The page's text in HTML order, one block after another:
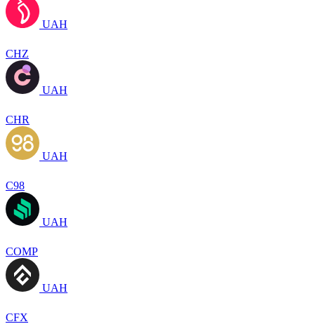
UAH
CHZ
UAH
CHR
UAH
C98
UAH
COMP
UAH
CFX